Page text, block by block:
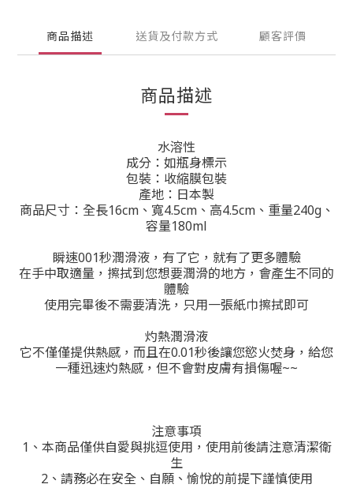
商品描述 送貨及付款方式 顧客評價
商品描述
水溶性
成分：如瓶身標示
包裝：收縮膜包裝
產地：日本製
商品尺寸：全長16cm、寬4.5cm、高4.5cm、重量240g、
容量180ml
瞬速001秒潤滑液，有了它，就有了更多體驗
在手中取適量，擦拭到您想要潤滑的地方，會產生不同的
體驗
使用完畢後不需要清洗，只用一張紙巾擦拭即可
灼熱潤滑液
它不僅僅提供熱感，而且在0.01秒後讓您慾火焚身，給您
一種迅速灼熱感，但不會對皮膚有損傷喔~~
注意事項
1、本商品僅供自愛與挑逗使用，使用前後請注意清潔衛
生
2、請務必在安全、自願、愉悅的前提下謹慎使用